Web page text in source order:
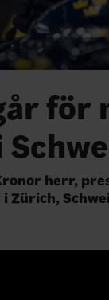
för
herr,
i Zürich,